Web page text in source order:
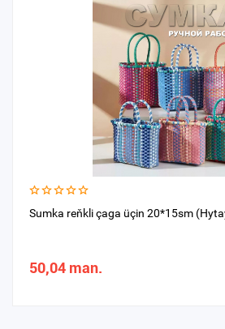
Sumka reňkli çaga üçin 20*15sm
50,04 man.